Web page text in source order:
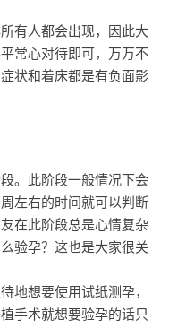
有人都会出现，因此大
常心对待即可，万万不
状和着床都是有负面影
。此阶段一般情况下会
左右的时间就可以判断
在此阶段总是心情复杂
验孕？这也是大家很关
地想要使用试纸测孕，
手术就想要验孕的话只